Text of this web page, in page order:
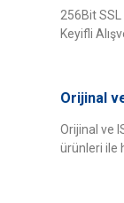
Görüş ve önerileriniz
Ürün bilgilerinde
Ürün fiyatı diğer
Bu ürüne benzer
256Bit
Keyifli
Orijinal
Orijinal ve
ürünleri ile